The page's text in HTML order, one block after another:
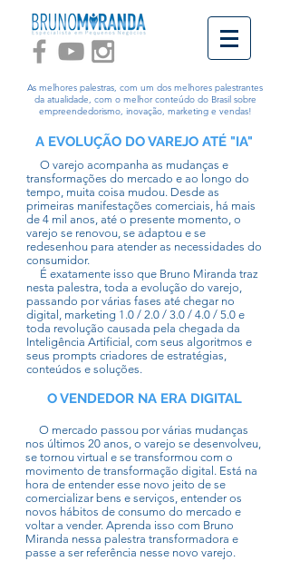
As melhores palestras, com um dos melhores palestrantes
da atualidade, com o melhor conteúdo do Brasil sobre
empreendedorismo, inovação, marketing e vendas!
A EVOLUÇÃO DO VAREJO ATÉ "IA"
O varejo acompanha as mudanças e
transformações do mercado e ao longo do
tempo, muita coisa mudou. Desde as
primeiras manifestações comerciais, há mais
de 4 mil anos, até o presente momento, o
varejo se renovou, se adaptou e se
redesenhou para atender as necessidades do
consumidor.
É exatamente isso que Bruno Miranda traz
nesta palestra, toda a evolução do varejo,
passando por várias fases até chegar no
digital, marketing 1.0 / 2.0 / 3.0 / 4.0 / 5.0 e
toda revolução causada pela chegada da
Inteligência Artificial, com seus algoritmos e
seus prompts criadores de estratégias,
conteúdos e soluções.
O VENDEDOR NA ERA DIGITAL
O mercado passou por várias mudanças
nos últimos 20 anos, o varejo se desenvolveu,
se tornou virtual e se transformou com o
movimento de transformação digital. Está na
hora de entender esse novo jeito de se
comercializar bens e serviços, entender os
novos hábitos de consumo do mercado e
voltar a vender. Aprenda isso com Bruno
Miranda nessa palestra transformadora e
passe a ser referência nesse novo varejo.